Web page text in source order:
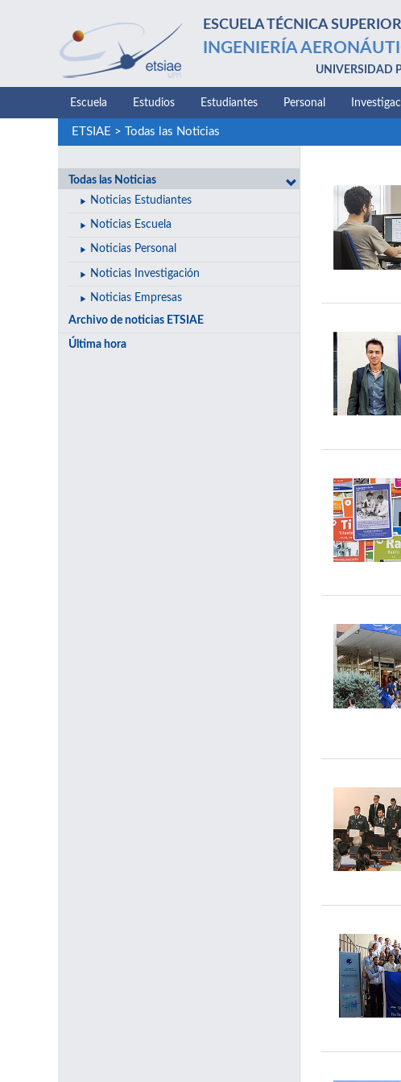
ESCUELA TÉCNICA
INGENIERÍA
UNIVERSIDAD
Escuela Estudios Estudiantes Personal
ETSIAE > Todas las Noticias
Todas las Noticias
Noticias Estudiantes
Noticias Escuela
Noticias Personal
Noticias Investigación
Noticias Empresas
Archivo de noticias ETSIAE
Última hora